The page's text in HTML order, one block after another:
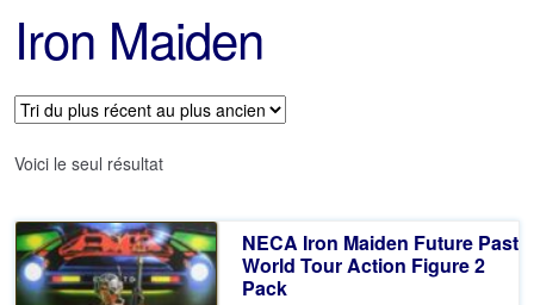
Iron Maiden
Voici le seul résultat
NECA Iron Maiden Future Past
World Tour Action Figure 2
Pack